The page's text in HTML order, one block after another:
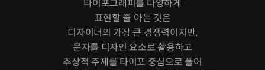
타이포그래피를 다양하게
표현할 줄 아는 것은
디자이너의 가장 큰 경쟁력이지만,
문자를 디자인 요소로 활용하고
추상적 주제를 타이포 중심으로 풀어